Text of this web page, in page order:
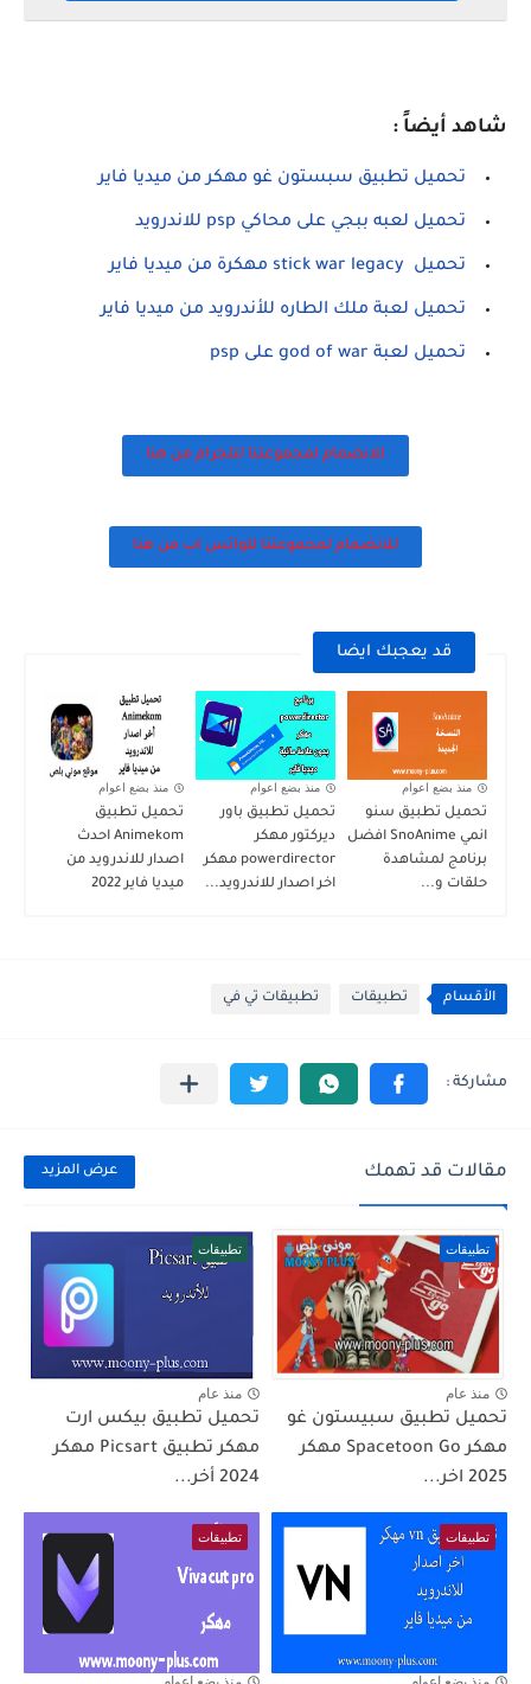
شاهد أيضاً :
تحميل تطبيق سبستون غو مهكر من ميديا فاير
تحميل لعبه ببجي على محاكي psp للاندرويد
تحميل stick war legacy مهكرة من ميديا فاير
تحميل لعبة ملك الطاره للأندرويد من ميديا فاير
تحميل لعبة god of war على psp
للانضمام لمجموعتنا لتلجرام من هنا
للانضمام لمجموعتنا للواتس اب من هنا
قد يعجبك ايضا
منذ بضع اعوام
تحميل تطبيق سنو
انمي SnoAnime افضل
برنامج لمشاهدة
حلقات و...
منذ بضع اعوام
تحميل تطبيق باور
ديركتور مهكر
powerdirector مهكر
اخر اصدار للاندرويد...
منذ بضع اعوام
تحميل تطبيق
Animekom احدث
اصدار للاندرويد من
ميديا فاير 2022
الأقسام تطبيقات تطبيقات تي في
مقالات قد تهمك عرض المزيد
تطبيقات
منذ عام
تحميل تطبيق سبيستون غو
مهكر Spacetoon Go مهكر
2025 اخر...
تطبيقات
منذ عام
تحميل تطبيق بيكس ارت
مهكر تطبيق Picsart مهكر
2024 أخر...
تطبيقات تطبيقات